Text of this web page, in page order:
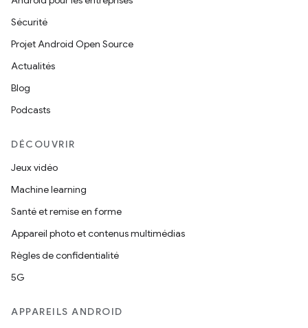
Sécurité
Projet Android Open Source
Actualités
Blog
Podcasts
DÉCOUVRIR
Jeux vidéo
Machine learning
Santé et remise en forme
Appareil photo et contenus multimédias
Règles de confidentialité
5G
APPAREILS ANDROID